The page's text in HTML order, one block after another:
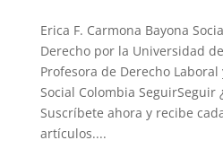
Erica F. Carmona Bayona
Derecho por la Universidad
Profesora de Derecho
Social Colombia SeguirSeguir
Suscríbete ahora y recibe
artículos....